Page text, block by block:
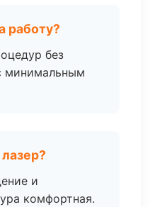
работу?
без
минимальным
и
комфортная.